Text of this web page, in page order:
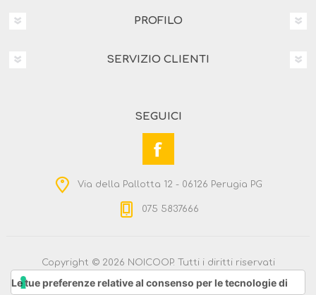
PROFILO
SERVIZIO CLIENTI
SEGUICI
Via della Pallotta 12 - 06126 Perugia PG
075 5837666
Copyright © 2026 NOICOOP. Tutti i diritti riservati
Le tue preferenze relative al consenso per le tecnologie di